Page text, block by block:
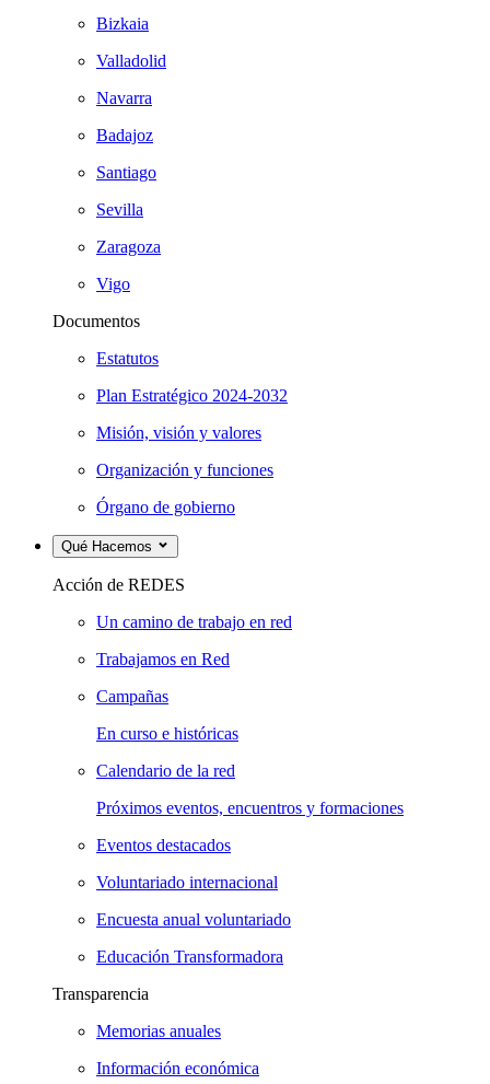
Bizkaia
Valladolid
Navarra
Badajoz
Santiago
Sevilla
Zaragoza
Vigo
Documentos
Estatutos
Plan Estratégico 2024-2032
Misión, visión y valores
Organización y funciones
Órgano de gobierno
Qué Hacemos
Acción de REDES
Un camino de trabajo en red
Trabajamos en Red
Campañas
En curso e históricas
Calendario de la red
Próximos eventos, encuentros y formaciones
Eventos destacados
Voluntariado internacional
Encuesta anual voluntariado
Educación Transformadora
Transparencia
Memorias anuales
Información económica